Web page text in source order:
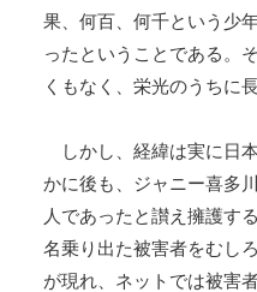
果、何百、何千という少
ったということである。
くもなく、栄光のうちに
しかし、経緯は実に日
かに後も、ジャニー喜多
人であったと讃え擁護す
名乗り出た被害者をむし
が現れ、ネットでは被害